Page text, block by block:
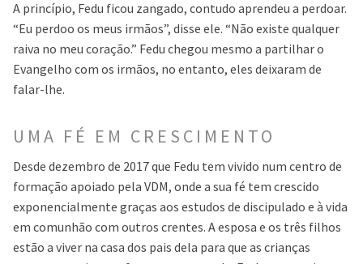
A princípio, Fedu ficou zangado, contudo aprendeu a perdoar.
“Eu perdoo os meus irmãos”, disse ele. “Não existe qualquer
raiva no meu coração.” Fedu chegou mesmo a partilhar o
Evangelho com os irmãos, no entanto, eles deixaram de
falar-lhe.
UMA FÉ EM CRESCIMENTO
Desde dezembro de 2017 que Fedu tem vivido num centro de
formação apoiado pela VDM, onde a sua fé tem crescido
exponencialmente graças aos estudos de discipulado e à vida
em comunhão com outros crentes. A esposa e os três filhos
estão a viver na casa dos pais dela para que as crianças